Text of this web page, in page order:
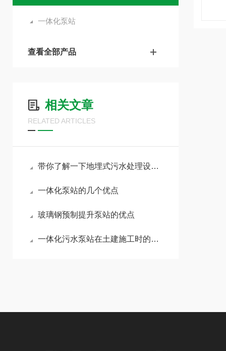
一体化泵站
查看全部产品
相关文章
RELATED ARTICLES
带你了解一下地埋式污水处理设备有哪些优势
一体化泵站的几个优点
玻璃钢预制提升泵站的优点
一体化污水泵站在土建施工时的注意事项